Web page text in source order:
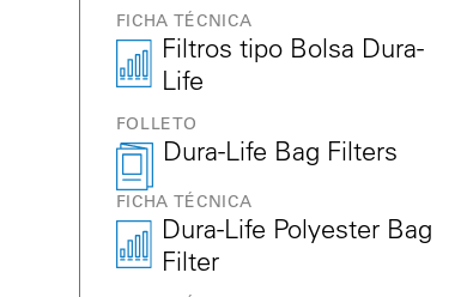
FICHA TÉCNICA
Filtros tipo Bolsa Dura-
Life
FOLLETO
Dura-Life Bag Filters
FICHA TÉCNICA
Dura-Life Polyester Bag
Filter